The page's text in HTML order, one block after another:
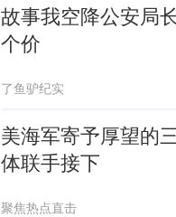
故事我空降公安局
个价
了鱼驴纪实
美海军寄予厚望的
体联手接下
聚焦热点直击